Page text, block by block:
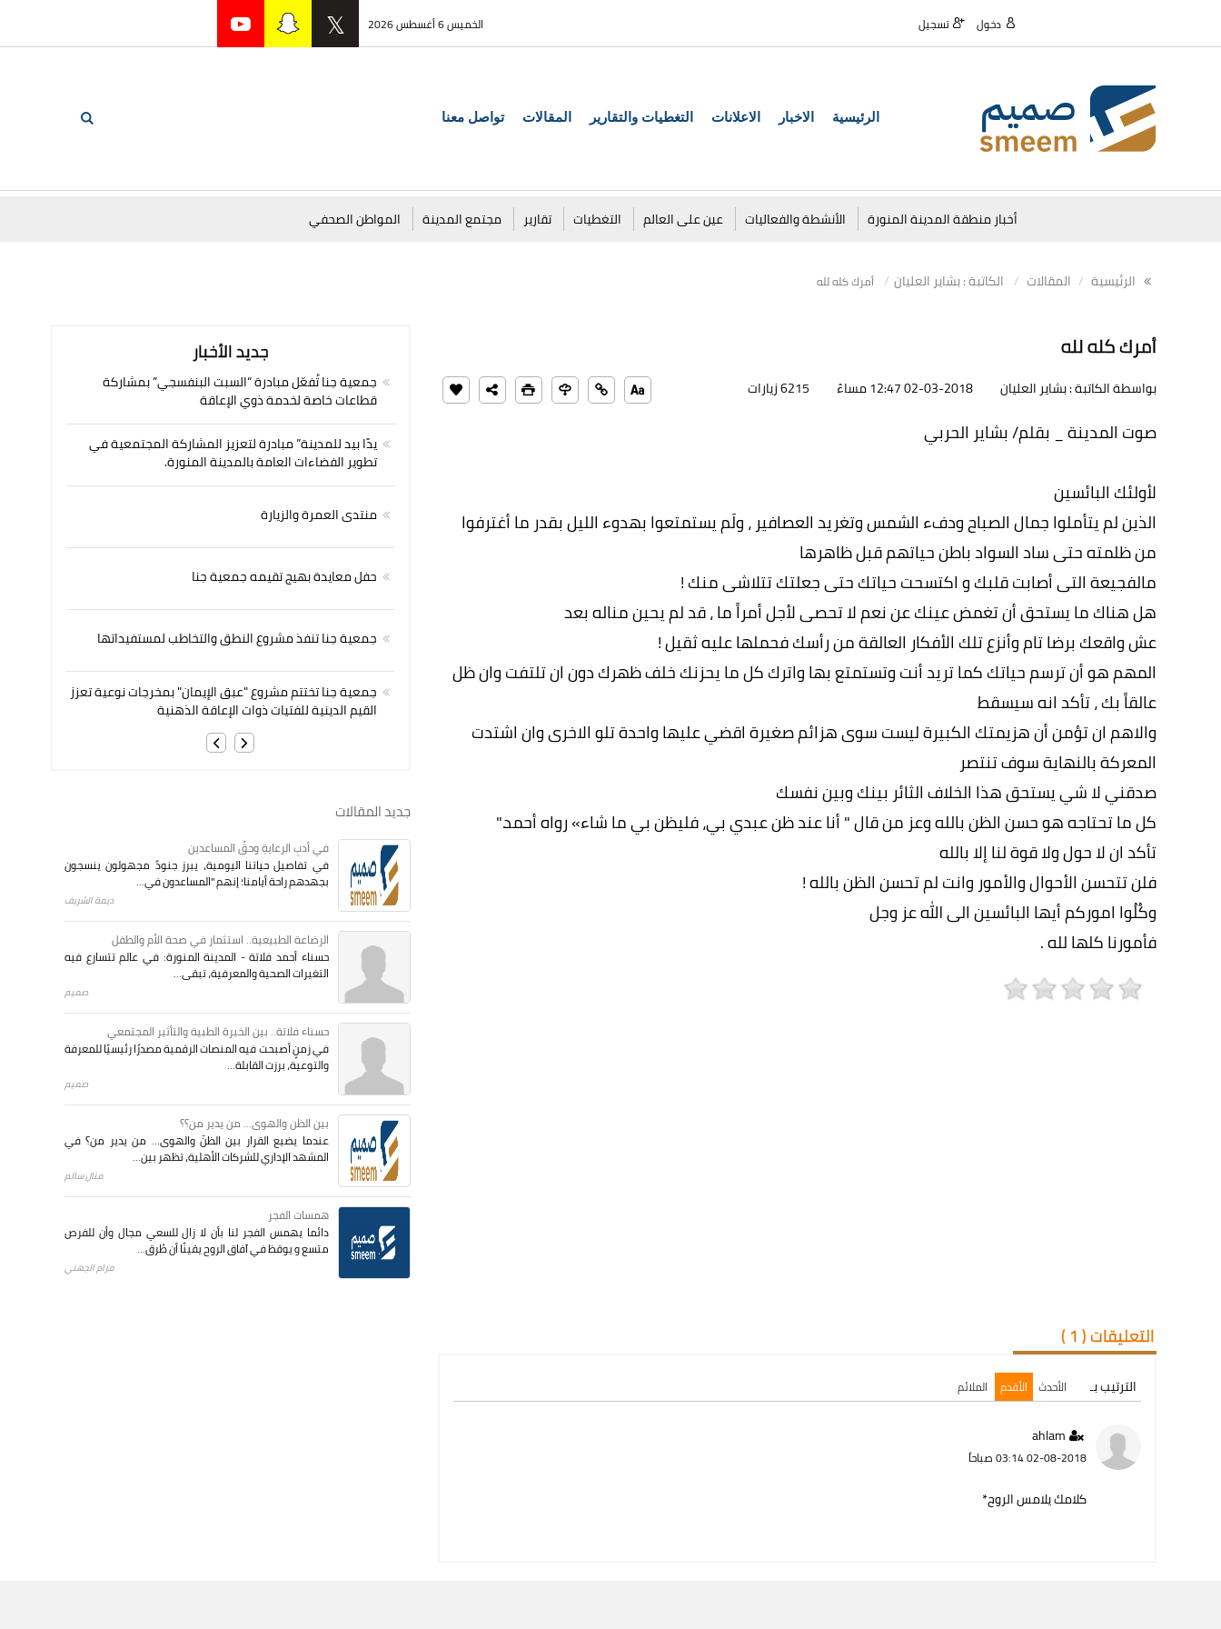
الخميس 6 أغسطس 2026 دخول تسجيل
الرئيسية الاخبار الاعلانات التغطيات والتقارير المقالات تواصل معنا
أخبار منطقة المدينة المنورة الأنشطة والفعاليات عين على العالم التغطيات تقارير مجتمع المدينة المواطن الصحفي
الرئيسية المقالات الكاتبة : بشاير العليان أمرك كله لله
أمرك كله لله
بواسطة الكاتبة : بشاير العليان 02-03-2018 12:47 مساءً 6215 زيارات
صوت المدينة _ بقلم/ بشاير الحربي
لأولئك البائسين
الذين لم يتأملوا جمال الصباح ودفء الشمس وتغريد العصافير ، ولَم يستمتعوا بهدوء الليل بقدر ما أغترفوا
من ظلمته حتى ساد السواد باطن حياتهم قبل ظاهرها
مالفجيعة التى أصابت قلبك و اكتسحت حياتك حتى جعلتك تتلاشى منك !
هل هناك ما يستحق أن تغمض عينك عن نعم لا تحصى لأجل أمراً ما ، قد لم يحين مناله بعد
عش واقعك برضا تام وأنزع تلك الأفكار العالقة من رأسك فحملها عليه ثقيل !
المهم هو أن ترسم حياتك كما تريد أنت وتستمتع بها واترك كل ما يحزنك خلف ظهرك دون ان تلتفت وان ظل
عالقاً بك ، تأكد انه سيسقط
والاهم ان تؤمن أن هزيمتك الكبيرة ليست سوى هزائم صغيرة اقضي عليها واحدة تلو الاخرى وان اشتدت
المعركة بالنهاية سوف تنتصر
صدقني لا شي يستحق هذا الخلاف الثائر بينك وبين نفسك
كل ما تحتاجه هو حسن الظن بالله وعز من قال " أنا عند ظن عبدي بي، فليظن بي ما شاء» رواه أحمد."
تأكد ان لا حول ولا قوة لنا إلا بالله
فلن تتحسن الأحوال والأمور وانت لم تحسن الظن بالله !
وكُلُوا اموركم أيها البائسين الى الله عز وجل
فأمورنا كلها لله .
جديد الأخبار
جمعية جنا تُفعّل مبادرة “السبت البنفسجي” بمشاركة
قطاعات خاصة لخدمة ذوي الإعاقة
يدًا بيد للمدينة” مبادرة لتعزيز المشاركة المجتمعية في
تطوير الفضاءات العامة بالمدينة المنورة.
منتدى العمرة والزيارة
حفل معايدة بهيج تقيمه جمعية جنا
جمعية جنا تنفذ مشروع النطق والتخاطب لمستفيداتها
جمعية جنا تختتم مشروع "عبق الإيمان" بمخرجات نوعية تعزز
القيم الدينية للفتيات ذوات الإعاقة الذهنية
جديد المقالات
في أدبِ الرعايةِ وحقِّ المساعدين
في تفاصيل حياتنا اليومية، يبرز جنودٌ مجهولون ينسجون
بجهدهم راحة أيامنا؛ إنهم "المساعدون في...
ديمة الشريف
الرضاعة الطبيعية.. استثمار في صحة الأم والطفل
حسناء أحمد فلاتة - المدينة المنورة: في عالم تتسارع فيه
التغيرات الصحية والمعرفية، تبقى...
صميم
حسناء فلاتة.. بين الخبرة الطبية والتأثير المجتمعي
في زمنٍ أصبحت فيه المنصات الرقمية مصدرًا رئيسيًا للمعرفة
والتوعية، برزت القابلة...
صميم
بين الظن والهوى... من يدير من؟؟
عندما يضيع القرار بين الظنّ والهوى… من يدير من؟ في
المشهد الإداري للشركات الأهلية، تظهر بين...
منال سالم
همسات الفجر
دائما يهمس الفجر لنا بأن لا زال للسعي مجال وأن للفرص
متسع و يوقظ في آفاق الروح يقينًا أن طُرق...
مرام الجهني
التعليقات (1
)
الترتيب بـ الأحدث الأقدم الملائم
ahlam
02-08-2018 03:14 صباحاً
كلامك يلامس الروح*